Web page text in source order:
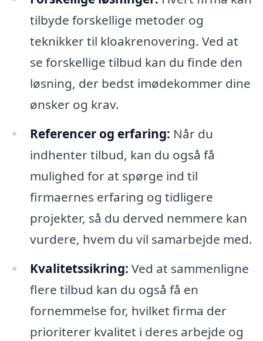
tilbyde forskellige metoder og
teknikker til kloakrenovering. Ved at
se forskellige tilbud kan du finde den
løsning, der bedst imødekommer dine
ønsker og krav.
Referencer og erfaring: Når du
indhenter tilbud, kan du også få
mulighed for at spørge ind til
firmaernes erfaring og tidligere
projekter, så du derved nemmere kan
vurdere, hvem du vil samarbejde med.
Kvalitetssikring: Ved at sammenligne
flere tilbud kan du også få en
fornemmelse for, hvilket firma der
prioriterer kvalitet i deres arbejde og